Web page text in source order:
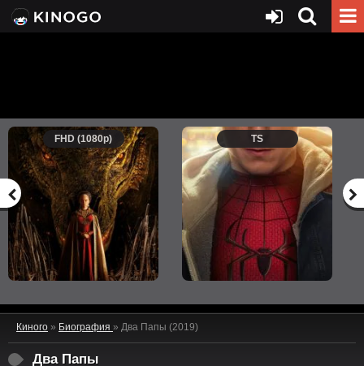
FHD (1080p) TS
Киного » Биография » Два Папы (2019)
Два Папы